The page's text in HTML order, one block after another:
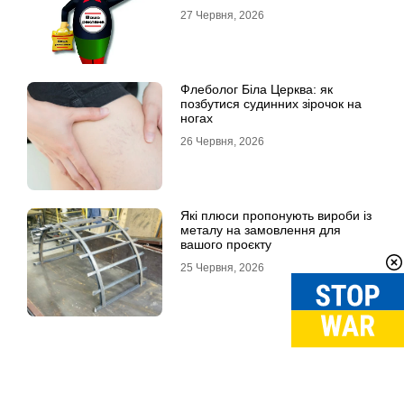
27 Червня, 2026
Флеболог Біла Церква: як
позбутися судинних зірочок на
ногах
26 Червня, 2026
Які плюси пропонують вироби із
металу на замовлення для
вашого проєкту
25 Червня, 2026